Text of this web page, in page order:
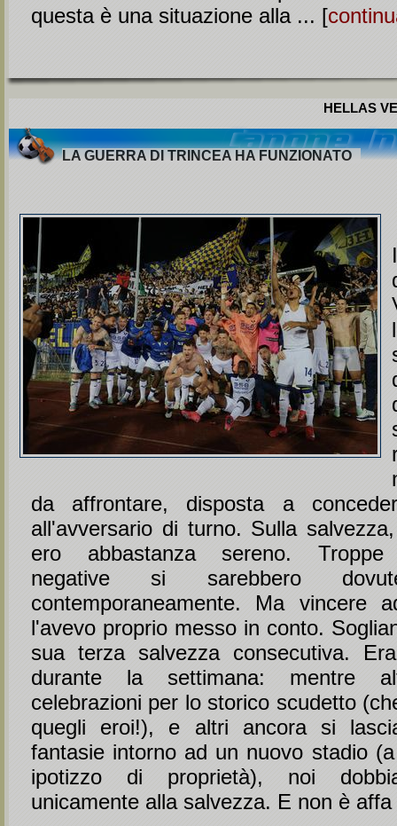
questa è una situazione alla ... [
HELLAS
LA GUERRA DI TRINCEA HA FUNZIONATO
da affrontare, disposta a
all'avversario di turno. Sulla
ero abbastanza sereno. Troppe
negative si sarebbero
contemporaneamente. Ma vincere
l'avevo proprio messo in conto.
sua terza salvezza consecutiva.
durante la settimana: mentre
celebrazioni per lo storico scudetto
quegli eroi!), e altri ancora si
fantasie intorno ad un nuovo stadio
ipotizzo di proprietà), noi
unicamente alla salvezza. E non è